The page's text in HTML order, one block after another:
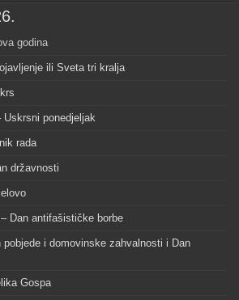
godina
ili Sveta tri kralja
ponedjeljak
rada
državnosti
Dan antifašističke borbe
pobjede i domovinske zahvalnosti i Dan
Gospa